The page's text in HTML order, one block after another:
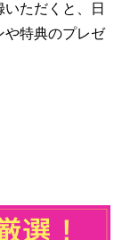
ただくと、日
や特典のプレゼ